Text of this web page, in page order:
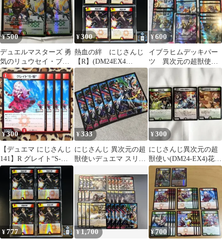
¥500
デュエルマスターズ 勇
気のリュウセイ・ブレ
イブ
¥300
熱血の絆 にじさんじ
【R】(DM24EX4
51/100)《光/火》【4
¥600
イブラヒムデッキパー
ツ 異次元の超獣使
い デュエルマスター
ズ にじさんじ
¥300
【デュエマ にじさんじ
141】R グレイト“S-駆”
4枚 異次元の超獣使い
¥333
にじさんじ 異次元の超
獣使いデュエマ スリー
¥300
にじさんじ異次元の超
獣使い(DM24-EX4)花畑
チャイカ
¥777 ¥1,700 ¥700